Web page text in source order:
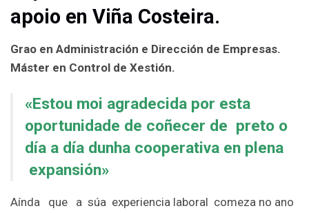
apoio en Viña Costeira.
Grao en Administración e Dirección de Empresas.
Máster en Control de Xestión.
«Estou moi agradecida por esta
oportunidade de coñecer de preto o
día a día dunha cooperativa en plena
expansión»
Aínda que a súa experiencia laboral comeza no ano